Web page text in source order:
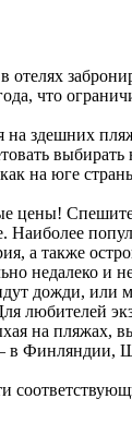
что
здешних
на юге
цены!
а также
недалеко и
дожди,
на пляжах,
Финляндии,